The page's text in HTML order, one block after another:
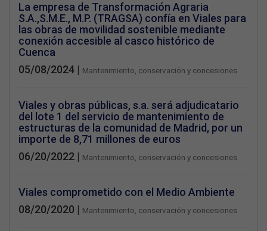
La empresa de Transformación Agraria
S.A.,S.M.E., M.P. (TRAGSA) confía en Viales para
las obras de movilidad sostenible mediante
conexión accesible al casco histórico de
Cuenca
05/08/2024 | Mantenimiento, conservación y concesiones
Viales y obras públicas, s.a. será adjudicatario
del lote 1 del servicio de mantenimiento de
estructuras de la comunidad de Madrid, por un
importe de 8,71 millones de euros
06/20/2022 | Mantenimiento, conservación y concesiones
Viales comprometido con el Medio Ambiente
08/20/2020 | Mantenimiento, conservación y concesiones